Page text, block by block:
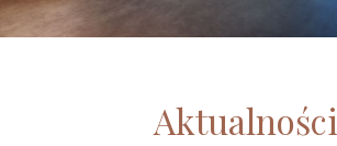
Aktualności